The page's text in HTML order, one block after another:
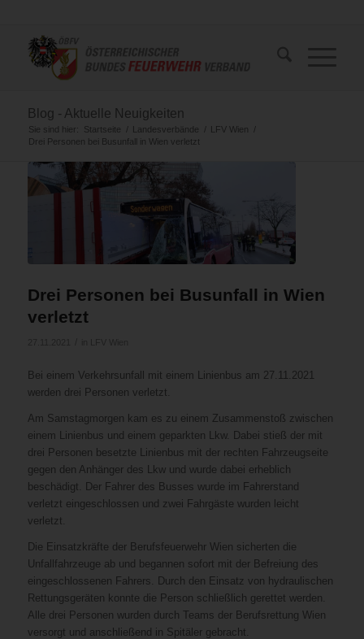
Blog - Aktuelle Neuigkeiten
Sie sind hier: Startseite / Landesverbände / LFV Wien
/
Drei Personen bei Busunfall in Wien verletzt
Drei Personen bei Busunfall in Wien
verletzt
Bei einem Verkehrsunfall mit einem Linienbus am 27.11.2021
werden drei Personen verletzt.
Am Samstagmorgen kam es zu einem Zusammenstoß zwischen
einem Linienbus und einem geparkten Lkw. Dabei stieß der mit
drei Personen besetzte Linienbus mit der rechten Fahrzeugseite
gegen den Anhänger des Lkw und wurde dabei erheblich
beschädigt. Der Fahrer des Busses wurde im Fahrerstand
verletzt eingeschlossen und zwei Fahrgäste wurden leicht
verletzt.
Die Einsatzkräfte der Berufsfeuerwehr Wien sicherten die
Unfallfahrzeuge ab und begannen sofort mit der Befreiung des
eingeschlossenen Fahrers. Durch den Einsatz von hydraulischen
Rettungsgeräten konnte die Person schließlich gerettet werden.
Alle drei Personen wurden durch Teams der Berufsrettung Wien
versorgt und anschließend in Spitäler gebracht.